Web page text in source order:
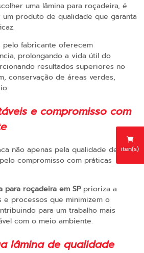
iten(s)
uma lâmina para roçadeira, é
produto de qualidade que garanta
pelo fabricante oferecem
prolongando a vida útil do
resultados superiores no
conservação de áreas verdes,
e compromisso com
não apenas pela qualidade de suas
compromisso com práticas
para roçadeira em SPprioriza a
e processos que minimizem o
para um trabalho mais
com o meio ambiente.
lâmina de qualidade